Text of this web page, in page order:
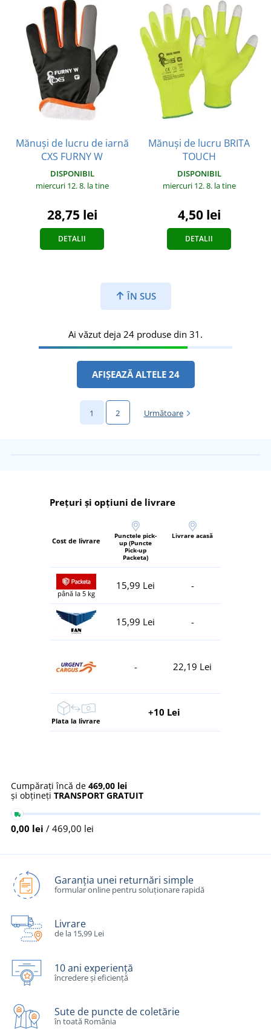
Mănuși de lucru de iarnă
CXS FURNY W
DISPONIBIL
miercuri 12. 8. la tine
28,75 lei
DETALII
Mănuși de lucru BRITA
TOUCH
DISPONIBIL
miercuri 12. 8. la tine
4,50 lei
DETALII
ÎN SUS
Ai văzut deja 24 produse din 31.
AFIȘEAZĂ ALTELE 24
1 2 Următoare
Prețuri și opțiuni de livrare
Cost de livrare
Punctele pick-
up (Puncte
Pick-up
Packeta)
Livrare acasă
până la 5 kg
15,99 Lei -
15,99 Lei -
- 22,19 Lei
Plata la livrare
+10 Lei
Cumpărați încă de 469,00 lei
și obțineți TRANSPORT GRATUIT
0,00 lei / 469,00 lei
Garanția unei returnări simple
formular online pentru soluționare rapidă
Livrare
de la 15,99 Lei
10 ani experiență
încredere și eficiență
Sute de puncte de coletărie
în toată România